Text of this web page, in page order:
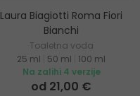
Laura Biagiotti Roma Fiori
Bianchi
Toaletna voda
25 ml
50 ml
100 ml
Na zalihi 4 verzije
od 21,00 €